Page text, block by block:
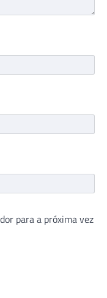
para a próxima vez